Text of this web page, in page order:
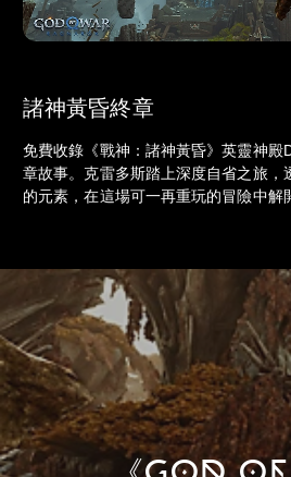
諸神黃昏終章
免費收錄《戰神：諸神黃昏》英靈神殿
章故事。克雷多斯踏上深度自省之旅，
的元素，在這場可一再重玩的冒險中解